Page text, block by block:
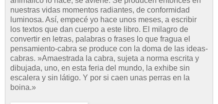
nuestras vidas momentos radiantes, de conformidad
luminosa. Así, empecé yo hace unos meses, a escribir
los textos que dan cuerpo a este libro. El milagro de
convertir en letras, palabras o frases lo que fragua el
pensamiento-cabra se produce con la doma de las ideas-
cabras. »Amaestrada la cabra, sujeta a norma escrita y
dibujada, uno, en esta feria del mundo, la exhibe sin
escalera y sin látigo. Y por si caen unas perras en la
boina.»